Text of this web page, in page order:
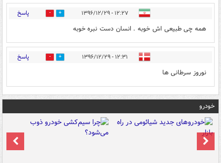
۱۲:۲۷ - ۱۳۹۶/۱۲/۲۹ 24 پاسخ
همه چی طبیعی اش خوبه . انسان دست نبره خوبه
۱۲:۳۱ - ۱۳۹۶/۱۲/۲۹ 4 پاسخ
نوروز سرطانی ها
خودرو